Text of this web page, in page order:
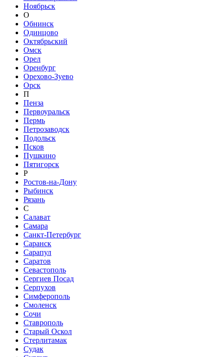
Ноябрьск
О
Обнинск
Одинцово
Октябрьский
Омск
Орел
Оренбург
Орехово-Зуево
Орск
П
Пенза
Первоуральск
Пермь
Петрозаводск
Подольск
Псков
Пушкино
Пятигорск
Р
Ростов-на-Дону
Рыбинск
Рязань
С
Салават
Самара
Санкт-Петербург
Саранск
Сарапул
Саратов
Севастополь
Сергиев Посад
Серпухов
Симферополь
Смоленск
Сочи
Ставрополь
Старый Оскол
Стерлитамак
Судак